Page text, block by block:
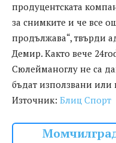
продуцентската
за снимките и че все
продължава“, твърди
Демир. Както вече
Сюлейманоглу не са
бъдат използвани
Източник: Блиц Спорт